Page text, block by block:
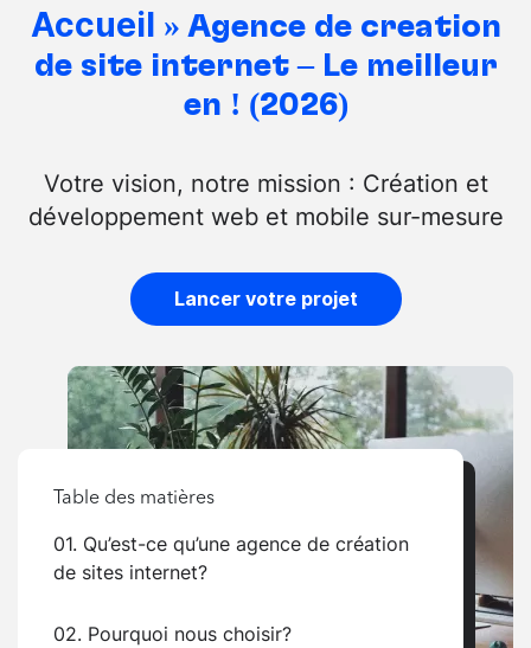
Accueil » Agence de création
de site internet – Le meilleur
en ! (2026)
Votre vision, notre mission : Création et
développement web et mobile sur-mesure
Lancer votre projet
Table des matières
01. Qu’est-ce qu’une agence de création
de sites internet?
02. Pourquoi nous choisir?